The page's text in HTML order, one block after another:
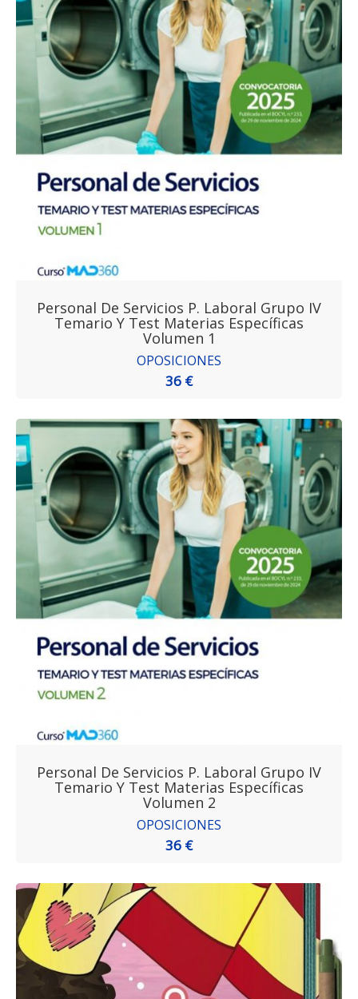
Personal De Servicios P. Laboral Grupo IV
Temario Y Test Materias Específicas
Volumen 1
OPOSICIONES
36 €
Personal De Servicios P. Laboral Grupo IV
Temario Y Test Materias Específicas
Volumen 2
OPOSICIONES
36 €